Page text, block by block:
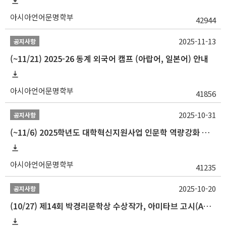
아시아언어문명학부 42944
공지사항
(~11/21) 2025-26 동계 외국어 캠프 (아랍어, 일본어) 안내
아시아언어문명학부 41856
2025-11-13
공지사항
(~11/6) 2025학년도 대학혁신지원사업 인문학 역량강화 동계 인턴십 참가자 선발 안내
아시아언어문명학부 41235
2025-10-31
공지사항
(10/27) 제14회 박경리문학상 수상작가, 아미타브 고시(Amitav Ghosh) 강연 안내
2025-10-20